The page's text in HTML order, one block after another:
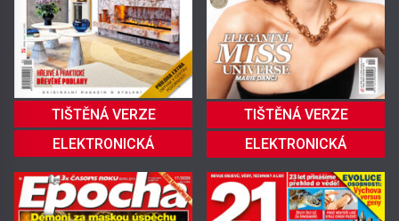
TIŠTĚNÁ VERZE
ELEKTRONICKÁ
TIŠTĚNÁ VERZE
ELEKTRONICKÁ